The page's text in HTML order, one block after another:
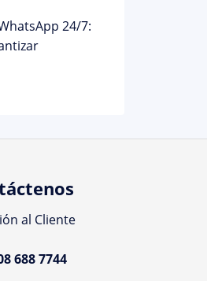
24/7:
al Cliente
688 7744